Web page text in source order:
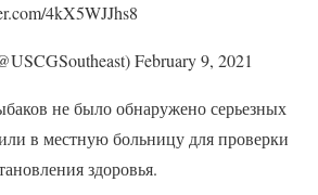
4kX5WJJhs8
February 9, 2021
не было обнаружено серьезных
в местную больницу для проверки
здоровья.